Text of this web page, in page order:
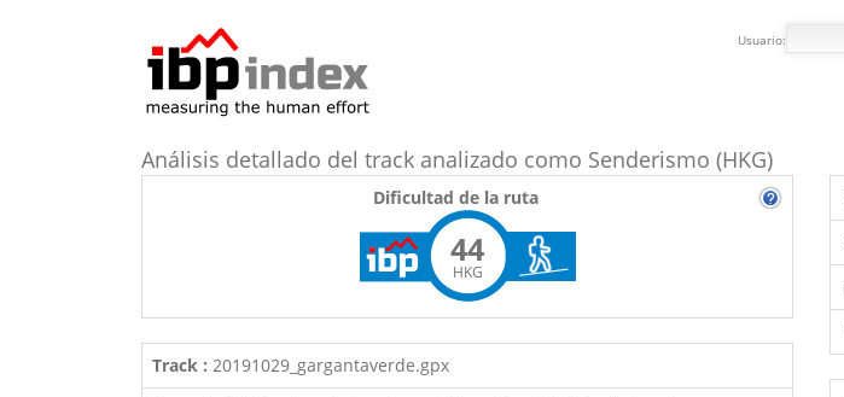
Usuario:
Análisis detallado del track analizado como Senderismo (HKG)
Dificultad de la ruta
44
HKG
Track : 20191029_gargantaverde.gpx